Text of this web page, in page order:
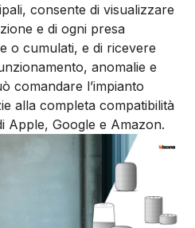
consente di visualizzare
e di ogni presa
o cumulati, e di ricevere
anomalie e
comandare l’impianto
alla completa compatibilità
Apple, Google e Amazon.